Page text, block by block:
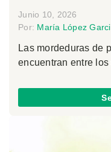
Junio 10, 2026
Por: María López
Las mordeduras de
encuentran entre